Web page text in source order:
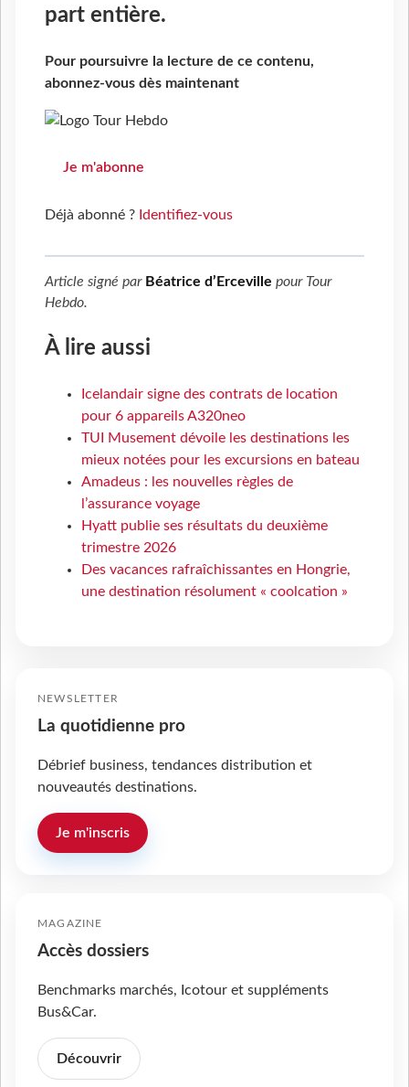
part entière.
Pour poursuivre la lecture de ce contenu,
abonnez-vous dès maintenant
Je m'abonne
Déjà abonné ? Identifiez-vous
Article signé par Béatrice d’Erceville pour Tour
Hebdo.
À lire aussi
Icelandair signe des contrats de location
pour 6 appareils A320neo
TUI Musement dévoile les destinations les
mieux notées pour les excursions en bateau
Amadeus : les nouvelles règles de
l’assurance voyage
Hyatt publie ses résultats du deuxième
trimestre 2026
Des vacances rafraîchissantes en Hongrie,
une destination résolument « coolcation »
NEWSLETTER
La quotidienne pro
Débrief business, tendances distribution et
nouveautés destinations.
Je m'inscris
MAGAZINE
Accès dossiers
Benchmarks marchés, Icotour et suppléments
Bus&Car.
Découvrir